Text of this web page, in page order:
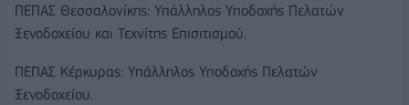
ΠΕΠΑΣ Θεσσαλονίκης: Υπάλληλος Υποδοχής Πελατών
Ξενοδοχείου και Τεχνίτης Επισιτισμού.
ΠΕΠΑΣ Κέρκυρας: Υπάλληλος Υποδοχής Πελατών
Ξενοδοχείου.